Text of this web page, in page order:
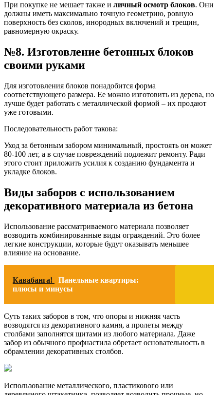
При покупке не мешает также и личный осмотр блоков. Они
должны иметь максимально точную геометрию, ровную
поверхность без сколов, инородных включений и трещин,
равномерную окраску.
№8. Изготовление бетонных блоков
своими руками
Для изготовления блоков понадобится форма
соответствующего размера. Ее можно изготовить из дерева, но
лучше будет работать с металлической формой – их продают
уже готовыми.
Последовательность работ такова:
Уход за бетонным забором минимальный, простоять он может
80-100 лет, а в случае повреждений подлежит ремонту. Ради
этого стоит приложить усилия к созданию фундамента и
укладке блоков.
Виды заборов с использованием
декоративного материала из бетона
Использование рассматриваемого материала позволяет
возводить комбинированные виды ограждений. Это более
легкие конструкции, которые будут оказывать меньшее
влияние на основание.
Кавабанга!
Панельные квартиры:
плюсы и минусы
Суть таких заборов в том, что опоры и нижняя часть
возводятся из декоративного камня, а пролеты между
столбами заполнятся щитами из любого материала. Даже
забор из обычного профнастила обретает основательность в
обрамлении декоративных столбов.
Использование металлического, пластикового или